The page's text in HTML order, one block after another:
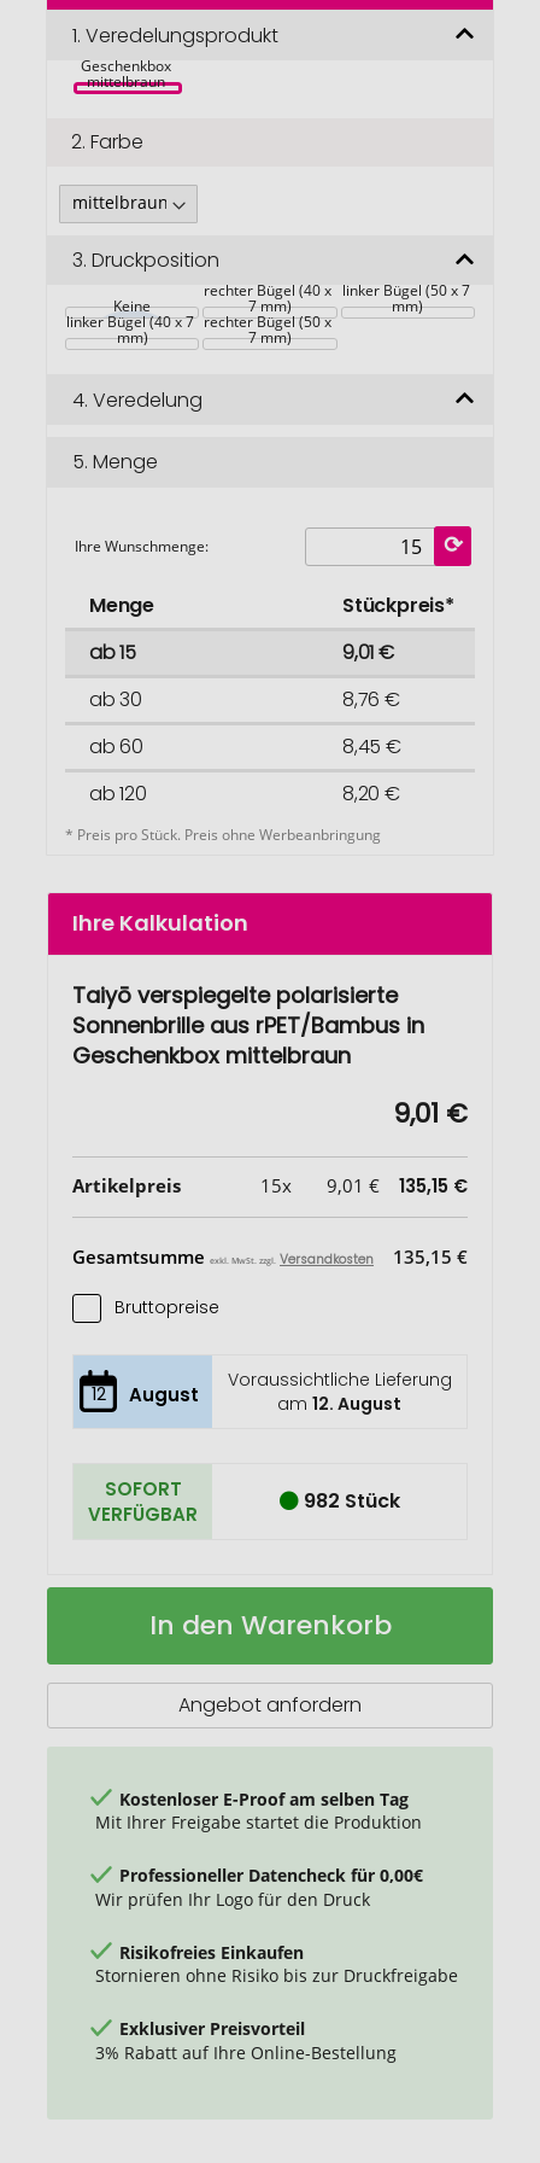
Bildgalerie
springen
1. Veredelungsprodukt
rPET/Bambus
Geschenkbox
mittelbraun
2. Farbe
3. Druckposition
Keine
rechter Bügel (40 x
7 mm)
linker Bügel (50 x 7
mm)
linker Bügel (40 x 7
mm)
rechter Bügel (50 x
7 mm)
4. Veredelung
5. Menge
Ihre Wunschmenge:
Menge
Stückpreis*
ab 15
9,01 €
ab 30
8,76 €
ab 60
8,45 €
ab 120
8,20 €
* Preis pro Stück. Preis ohne Werbeanbringung
Ihre Kalkulation
Taiyō verspiegelte polarisierte
Sonnenbrille aus rPET/Bambus in
Geschenkbox mittelbraun
9,01 €
Artikelpreis 15x 9,01 € 135,15 €
Gesamtsumme exkl. MwSt. zzgl. Versandkosten 135,15 €
Bruttopreise
12 August
Voraussichtliche Lieferung
am12. August
SOFORT
VERFÜGBAR
982 Stück
Taiyō
Sonnenbrille
Auf
In den Warenkorb
Angebot anfordern
Kostenloser E-Proof am selben Tag
Mit Ihrer Freigabe startet die Produktion
Professioneller Datencheck für 0,00€
Wir prüfen Ihr Logo für den Druck
Risikofreies Einkaufen
Stornieren ohne Risiko bis zur Druckfreigabe
Exklusiver Preisvorteil
3% Rabatt auf Ihre Online-Bestellung